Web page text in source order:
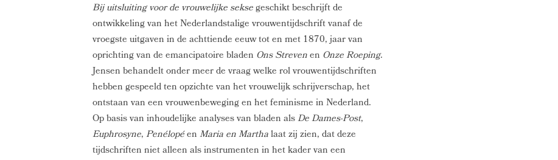
Bij uitsluiting voor de vrouwelijke seksegeschikt beschrijft de
ontwikkeling van het Nederlandstalige vrouwentijdschrift vanaf de
vroegste uitgaven in de achttiende eeuw tot en met 1870, jaar van
oprichting van de emancipatoire bladen Ons Strevenen Onze Roeping.
Jensen behandelt onder meer de vraag welke rol vrouwentijdschriften
hebben gespeeld ten opzichte van het vrouwelijk schrijverschap, het
ontstaan van een vrouwenbeweging en het feminisme in Nederland.
Op basis van inhoudelijke analyses van bladen alsDe Dames-Post,
Euphrosyne,PenélopéenMaria en Marthalaat zij zien, dat deze
tijdschriften niet alleen als instrumenten in het kader van een